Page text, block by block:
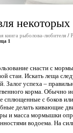
книга рыболова-любителя /
1
снасти с
стаи. Искать леща
Залог успеха –
корма. Обычно
сплющенные с боков
делать кивающие
и масса мормышки
водоема. На